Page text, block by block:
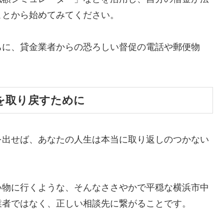
から始めてみてください。
、貸金業者からの恐ろしい督促の電話や郵便物
取り戻すために
せば、あなたの人生は本当に取り返しのつかない
に行くような、そんなささやかで平穏な横浜市中
ではなく、正しい相談先に繋がることです。